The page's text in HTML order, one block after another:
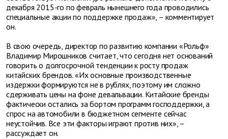
декабря 2015-го по февраль нынешнего года проводились
специальные акции по поддержке продаж», – комментирует
он.
В свою очередь, директор по развитию компании «Рольф»
Владимир Мирошников считает, что сегодня нет оснований
говорить о долгосрочной тенденции к росту продаж
китайских брендов. «Их основные производственные
издержки формируются не в рублях, поэтому им сложно
сдерживать цены на фоне девальвации. Китайские бренды
фактически остались за бортом программ господдержки, а
спрос на автомобили в бюджетном сегменте сейчас
неустойчив. Все эти факторы играют против них», –
рассуждает он.